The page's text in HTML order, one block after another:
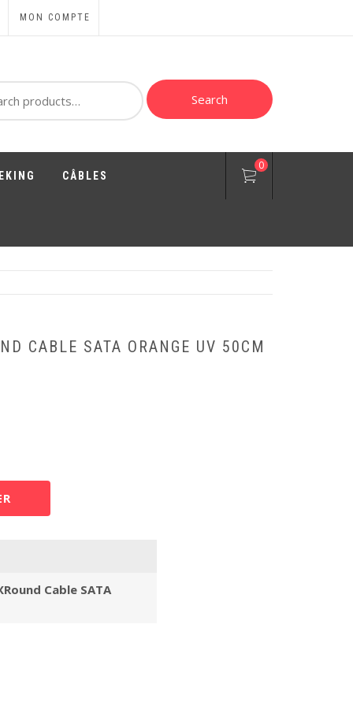
MON COMPTE
Search
CÂBLES
0
CABLE SATA ORANGE UV 50CM
Cable SATA